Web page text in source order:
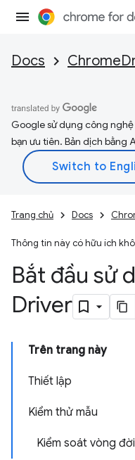
Docs
Google sử dụng công
bạn ưu tiên. Bản dịch bằng
Trang chủ Docs
Thông tin này có hữu ích
Bắt đầu sử
Driver
Trên trang này
Thiết lập
Kiểm thử mẫu
Kiểm soát vòng